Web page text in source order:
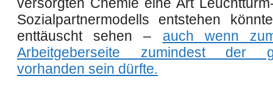
versorgten Chemie eine Art
Sozialpartnermodells entstehen
enttäuscht sehen – auch wenn
Arbeitgeberseite zumindest der
vorhanden sein dürfte.